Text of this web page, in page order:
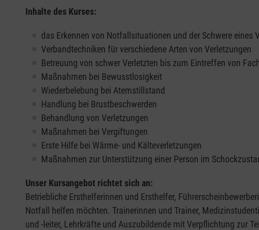
Inhalte des Kurses:
das Erkennen von Notfallsituationen und der Schwere eines
Verbandtechniken für verschiedene Arten von Verletzungen
Betreuung von schwer Verletzten bis zum Eintreffen von
Maßnahmen bei Bewusstlosigkeit
Wiederbelebung bei Atemstillstand
Handlung bei Brustbeschwerden
Behandlung von Verletzungen
Maßnahmen bei Vergiftungen
Erste Hilfe bei Wärme- und Kälteverletzungen
Maßnahmen zur Unterstützung einer Person im
Unser Kursangebot richtet sich an:
Betriebliche Ersthelferinnen und Ersthelfer,
Notfall helfen möchten. Trainerinnen und Trainer,
und -leiter, Lehrkräfte und Auszubildende mit Verpflichtung zur